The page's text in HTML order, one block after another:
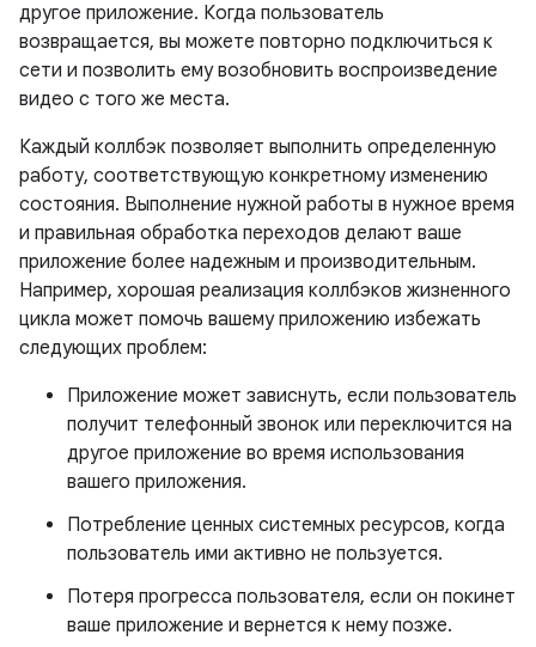
другое приложение. Когда пользователь
возвращается, вы можете повторно подключиться к
сети и позволить ему возобновить воспроизведение
видео с того же места.
Каждый коллбэк позволяет выполнить определенную
работу, соответствующую конкретному изменению
состояния. Выполнение нужной работы в нужное время
и правильная обработка переходов делают ваше
приложение более надежным и производительным.
Например, хорошая реализация коллбэков жизненного
цикла может помочь вашему приложению избежать
следующих проблем:
Приложение может зависнуть, если пользователь
получит телефонный звонок или переключится на
другое приложение во время использования
вашего приложения.
Потребление ценных системных ресурсов, когда
пользователь ими активно не пользуется.
Потеря прогресса пользователя, если он покинет
ваше приложение и вернется к нему позже.